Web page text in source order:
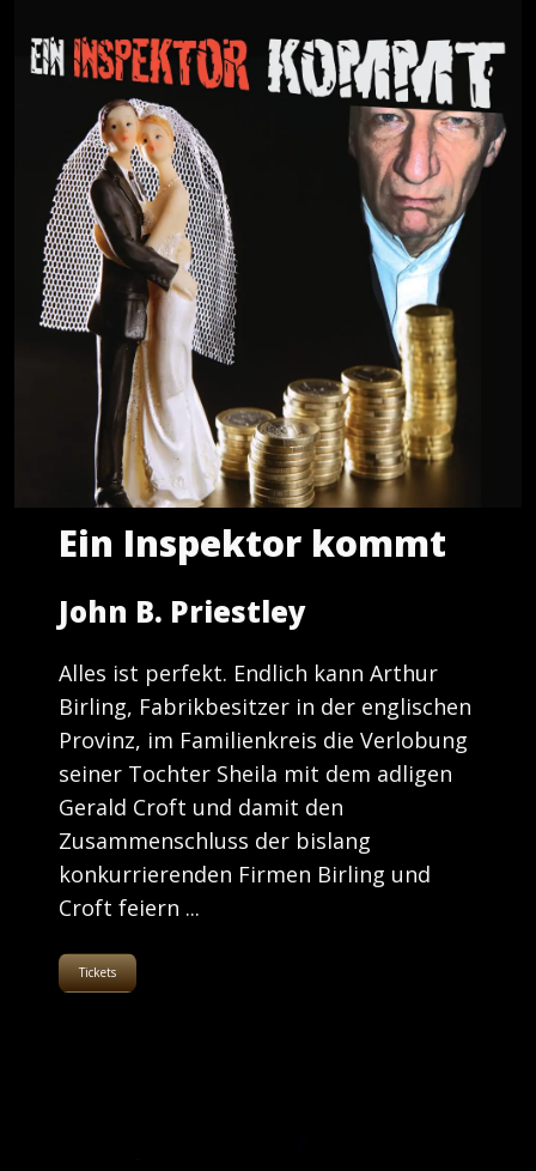
Ein Inspektor kommt
John B. Priestley
Alles ist perfekt. Endlich kann Arthur
Birling, Fabrikbesitzer in der englischen
Provinz, im Familienkreis die Verlobung
seiner Tochter Sheila mit dem adligen
Gerald Croft und damit den
Zusammenschluss der bislang
konkurrierenden Firmen Birling und
Croft feiern ...
Tickets